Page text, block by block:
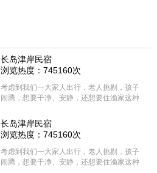
长岛津岸民宿
浏览热度：745160次
考虑到我们一大家人出行，老人挑剔，孩子
闹腾，想要干净、安静，还想要住渔家这种
选择津岸民宿，实际体验客房很干净，饭菜
方面家里老人也很满意，整体饭菜给搭配的
很好，每顿饭也不重样的，海鲜确实是非常
的新鲜呢，另外值得一提的是，他家的海菜
包子非常好吃。 其实长岛可选的酒店、民宿
长岛津岸民宿
浏览热度：745160次
考虑到我们一大家人出行，老人挑剔，孩子
闹腾，想要干净、安静，还想要住渔家这种